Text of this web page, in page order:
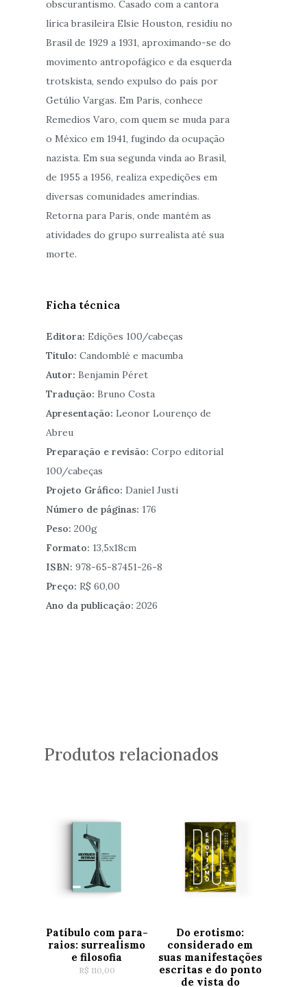
obscurantismo. Casado com a cantora
lírica brasileira Elsie Houston, residiu no
Brasil de 1929 a 1931, aproximando-se do
movimento antropofágico e da esquerda
trotskista, sendo expulso do país por
Getúlio Vargas. Em Paris, conhece
Remedios Varo, com quem se muda para
o México em 1941, fugindo da ocupação
nazista. Em sua segunda vinda ao Brasil,
de 1955 a 1956, realiza expedições em
diversas comunidades ameríndias.
Retorna para Paris, onde mantém as
atividades do grupo surrealista até sua
morte.
Ficha técnica
Editora: Edições 100/cabeças
Título: Candomblé e macumba
Autor: Benjamin Péret
Tradução: Bruno Costa
Apresentação: Leonor Lourenço de
Abreu
Preparação e revisão: Corpo editorial
100/cabeças
Projeto Gráfico: Daniel Justi
Número de páginas: 176
Peso: 200g
Formato: 13,5x18cm
ISBN: 978-65-87451-26-8
Preço: R$ 60,00
Ano da publicação: 2026
Produtos relacionados
Patíbulo com para-
raios: surrealismo
e filosofia
R$ 110,00
Do erotismo:
considerado em
suas manifestações
escritas e do ponto
de vista do